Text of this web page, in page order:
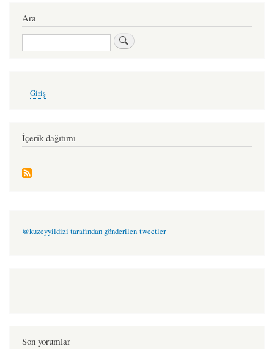
links
for
bu
içimin
müsveddeleri
ulaş
Ara
Ara
account
Giriş
İçerik dağıtımı
@kuzeyyildizi tarafından gönderilen tweetler
Son yorumlar